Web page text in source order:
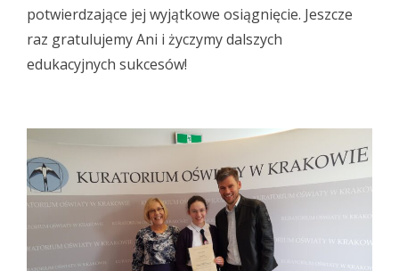
potwierdzające jej wyjątkowe osiągnięcie. Jeszcze
raz gratulujemy Ani i życzymy dalszych
edukacyjnych sukcesów!